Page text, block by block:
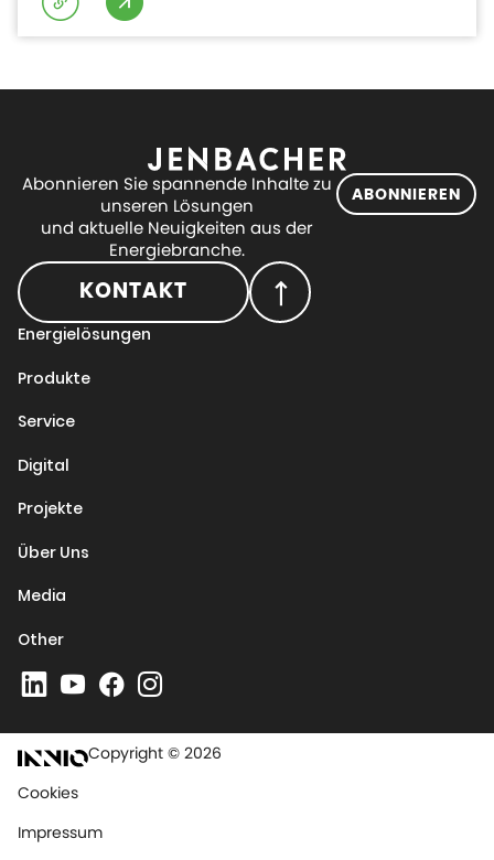
Abonnieren Sie spannende Inhalte zu
unseren Lösungen
und aktuelle Neuigkeiten aus der
Energiebranche.
ABONNIEREN
KONTAKT
Energielösungen
Produkte
Service
Digital
Projekte
Über Uns
Media
Other
Copyright © 2026
Cookies
Impressum